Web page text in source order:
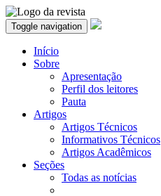
Toggle navigation
Início
Sobre
Apresentação
Perfil dos leitores
Pauta
Artigos
Artigos Técnicos
Informativos Técnicos
Artigos Acadêmicos
Seções
Todas as notícias